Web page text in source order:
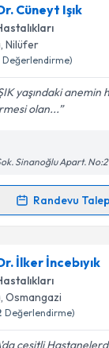
Çalışkaniçin
bu uzmandan
e-posta
verilerimin
okudum ve kişisel
işlenmesini kabul
Cüneyt Işık
, Nilüfer
Değerlendirme)
yaşındaki anemin
olan...
Sinanoğlu Apart.
Randevu
Takvimi Talebi
Işık için randevu
bu uzmandan
e-posta
İlker İncebıyık
, Osmangazi
Değerlendirme)
çeşitli